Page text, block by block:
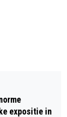
NK
expositie in